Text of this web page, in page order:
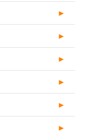
►
►
►
►
►
►